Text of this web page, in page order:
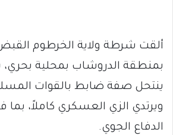
ألقت شرطة ولاية الخرطوم
بمنطقة الدروشاب بمحلية
ينتحل صفة ضابط بالقوات
ويرتدي الزي العسكري كاملاً،
الدفاع الجوي.